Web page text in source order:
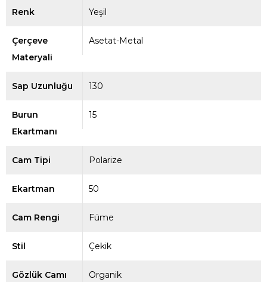
Renk Yeşil
Çerçeve
Materyali
Asetat-Metal
Sap Uzunluğu 130
Burun
Ekartmanı
15
Cam Tipi Polarize
Ekartman 50
Cam Rengi Füme
Stil Çekik
Gözlük Camı
Organik